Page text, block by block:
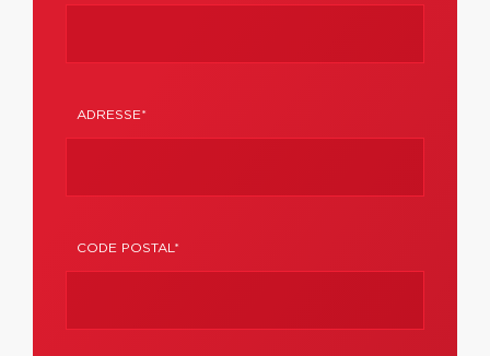
ADRESSE*
CODE POSTAL*